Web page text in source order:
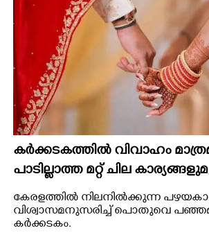
കർക്കടകത്തിൽ വിവാഹം
പാടില്ലാത്ത മറ്റ് ചില
ആചാര്യന്മാർ നൽകുന്ന
കേരളത്തിൽ നിലനിൽക്കുന്ന
വിശ്വാസമനുസരിച്ച് പൊതുവെ
കർക്കടകം.